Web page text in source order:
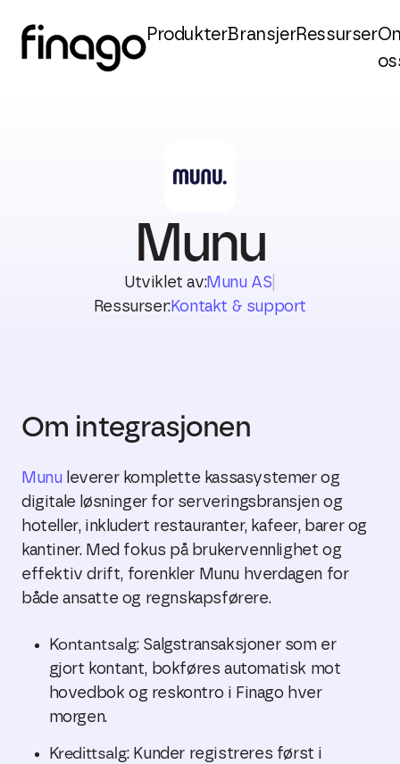
ProdukterBransjerRessurser
Munu
Utviklet av:Munu AS
Ressurser:Kontakt & support
Om integrasjonen
Munu leverer komplette kassasystemer og
digitale løsninger for serveringsbransjen og
hoteller, inkludert restauranter, kafeer, barer og
kantiner. Med fokus på brukervennlighet og
effektiv drift, forenkler Munu hverdagen for
både ansatte og regnskapsførere.
Kontantsalg: Salgstransaksjoner som er
gjort kontant, bokføres automatisk mot
hovedbok og reskontro i Finago hver
morgen.
Kredittsalg: Kunder registreres først i